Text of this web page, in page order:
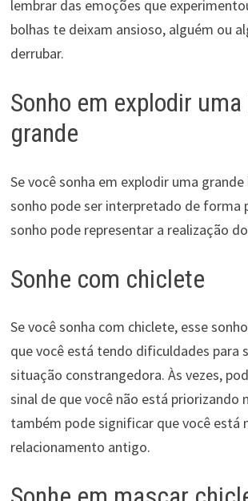
lembrar das emoções que
bolhas te deixam ansioso, alguém ou
derrubar.
Sonho em explodir uma
grande
Se você sonha em explodir uma grande
sonho pode ser interpretado de forma
sonho pode representar a realização
Sonhe com chiclete
Se você sonha com chiclete, esse
que você está tendo dificuldades para
situação constrangedora. Às vezes,
sinal de que você não está priorizando
também pode significar que você está
relacionamento antigo.